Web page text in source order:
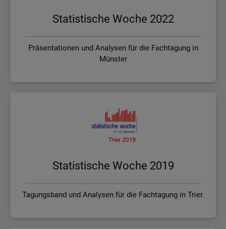
Sta­tis­ti­sche Woche 2022
Präsentationen und Analysen für die Fachtagung in
Münster
Sta­tis­ti­sche Woche 2019
Tagungsband und Analysen für die Fachtagung in Trier.